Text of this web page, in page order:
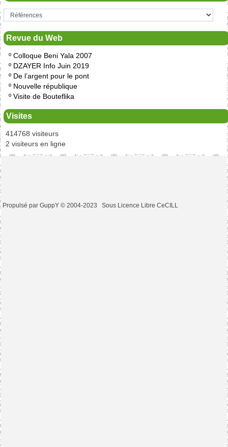
Revue du Web
º Colloque Beni Yala 2007
º DZAYER Info Juin 2019
º De l’argent pour le pont
º Nouvelle république
º Visite de Bouteflika
Visites
414768 visiteurs
2 visiteurs en ligne
Propulsé par GuppY © 2004-2023 Sous Licence Libre CeCILL